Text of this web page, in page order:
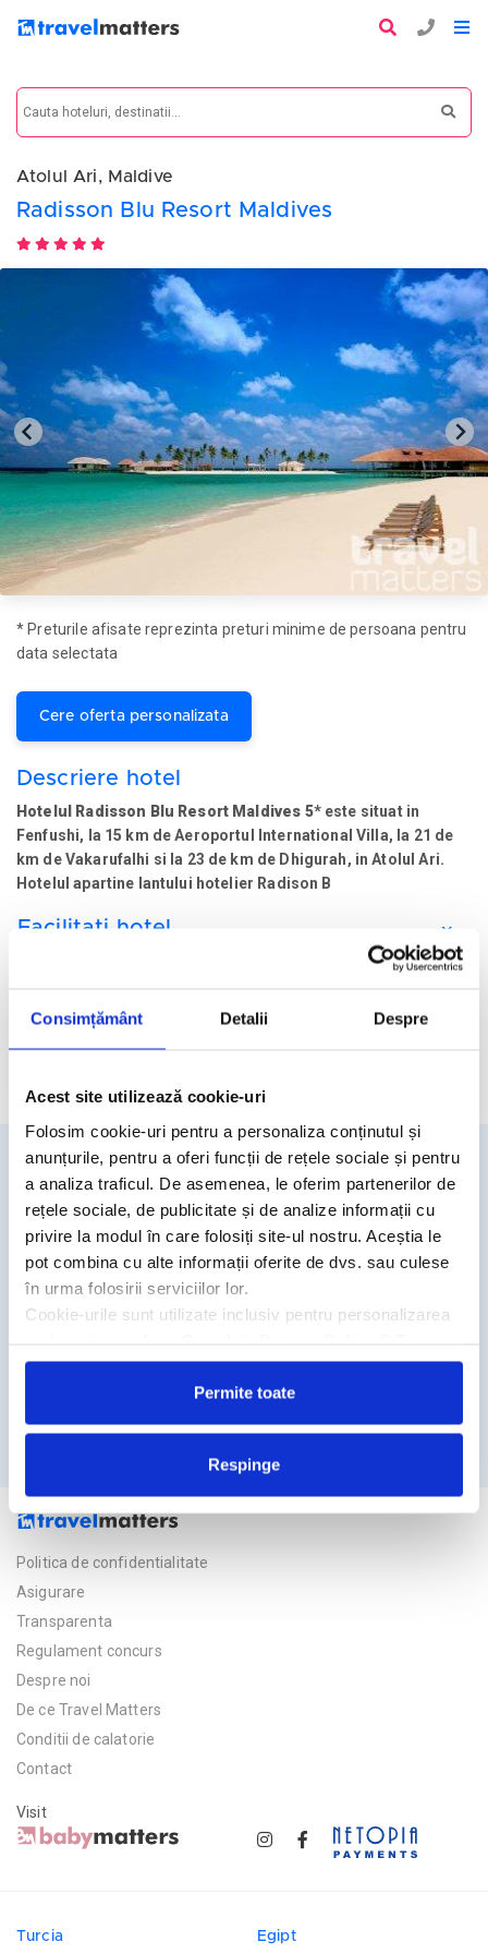
Consimțământ Detalii Despre
Acest site utilizează cookie-uri
Folosim cookie-uri pentru a personaliza conținutul și
anunțurile, pentru a oferi funcții de rețele sociale și pentru
a analiza traficul. De asemenea, le oferim partenerilor de
rețele sociale, de publicitate și de analize informații cu
privire la modul în care folosiți site-ul nostru. Aceștia le
pot combina cu alte informații oferite de dvs. sau culese
în urma folosirii serviciilor lor.
Cookie-urile sunt utilizate inclusiv pentru personalizarea
Permite toate
Respinge
Atolul Ari, Maldive
Radisson Blu Resort Maldives
* Preturile afisate reprezinta preturi minime de persoana pentru
data selectata
Cere oferta personalizata
Descriere hotel
Hotelul Radisson Blu Resort Maldives 5*este situat in
Fenfushi, la 15 km de Aeroportul International Villa, la 21 de
km de Vakarufalhi si la 23 de km de Dhigurah, in Atolul Ari.
Hotelul apartine lantului hotelier Radison B
Facilitati hotel
031.438.18.53
rezervari@travelmatters.ro
travelmatters.ro
Transparenta Rezervarilor
Politica de confidentialitate
Asigurare
Transparenta
Regulament concurs
Despre noi
De ce Travel Matters
Conditii de calatorie
Contact
Visit
Turcia Egipt